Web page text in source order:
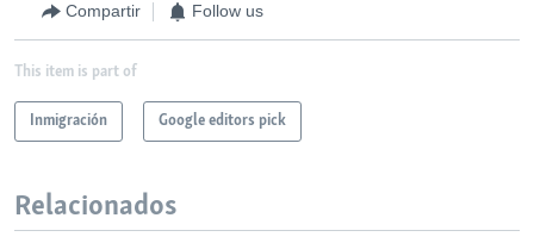
Compartir Follow us
This item is part of
Inmigración Google editors pick
Relacionados